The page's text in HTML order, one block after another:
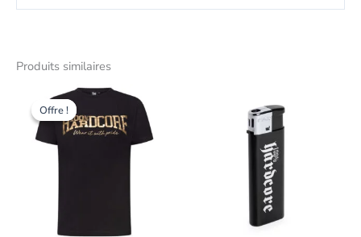
Produits similaires
Offre !
Offre !
Le
prix
initial
était
Le
prix
actuel
est
de
12,00
produit
présente